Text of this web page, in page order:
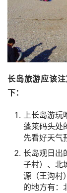
长岛旅游应该
下：
上长岛游玩
蓬莱码头处
先看好天气
长岛观日出
子村）、北
源（王沟村
的地方有：